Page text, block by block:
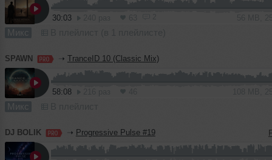
30:03
Микс
SPAWN ➝ TranceID 10 (Classic Mix)
58:08
Микс
DJ BOLIK ➝ Progressive Pulse #19